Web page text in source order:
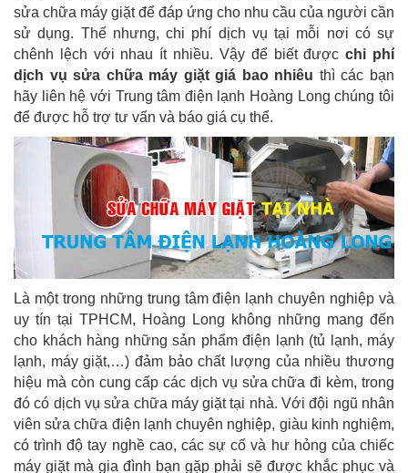
sửa chữa máy giặt để đáp ứng cho nhu cầu của người cần
sử dụng. Thế nhưng, chi phí dịch vụ tại mỗi nơi có sự
chênh lệch với nhau ít nhiều. Vậy để biết đượcchi phí
dịch vụ sửa chữa máy giặt giá bao nhiêu thì các bạn
hãy liên hệ với Trung tâm điện lạnh Hoàng Long chúng tôi
để được hỗ trợ tư vấn và báo giá cụ thể.
Là một trong những trung tâm điện lạnh chuyên nghiệp và
uy tín tại TPHCM, Hoàng Long không những mang đến
cho khách hàng những sản phẩm điện lạnh (tủ lạnh, máy
lạnh, máy giặt,…) đảm bảo chất lượng của nhiều thương
hiệu mà còn cung cấp các dịch vụ sửa chữa đi kèm, trong
đó có dịch vụ sửa chữa máy giặt tại nhà. Với đội ngũ nhân
viên sửa chữa điện lạnh chuyên nghiệp, giàu kinh nghiệm,
có trình độ tay nghề cao, các sự cố và hư hỏng của chiếc
máy giặt mà gia đình bạn gặp phải sẽ được khắc phục và